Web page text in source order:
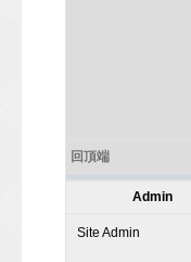
回頂端
Admin
Site Admin